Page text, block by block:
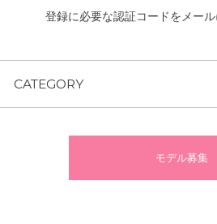
登録に必要な認証コードをメール
CATEGORY
モデル募集